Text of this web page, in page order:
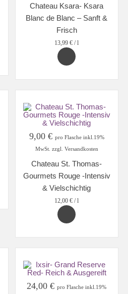
Chateau Ksara- Ksara
Blanc de Blanc – Sanft &
Frisch
13,99€ /l
9,00 € pro Flasche inkl.19%
MwSt. zzgl. Versandkosten
Chateau St. Thomas-
Gourmets Rouge -Intensiv
& Vielschichtig
12,00€ /l
24,00€ pro Flasche inkl.19%